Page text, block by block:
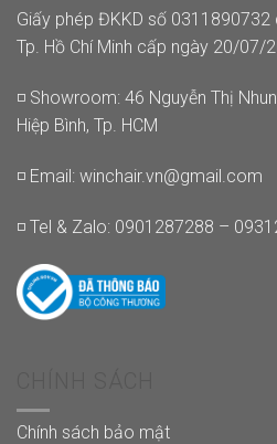
Giấy phép ĐKKD số
Tp. Hồ Chí Minh cấp ngày 20/07/
◽ Showroom: 46 Nguyễn Thị
Hiệp Bình, Tp. HCM
◽ Email: winchair.vn@gmail.com
◽ Tel & Zalo: 0901287288 –
Chính sách bảo mật